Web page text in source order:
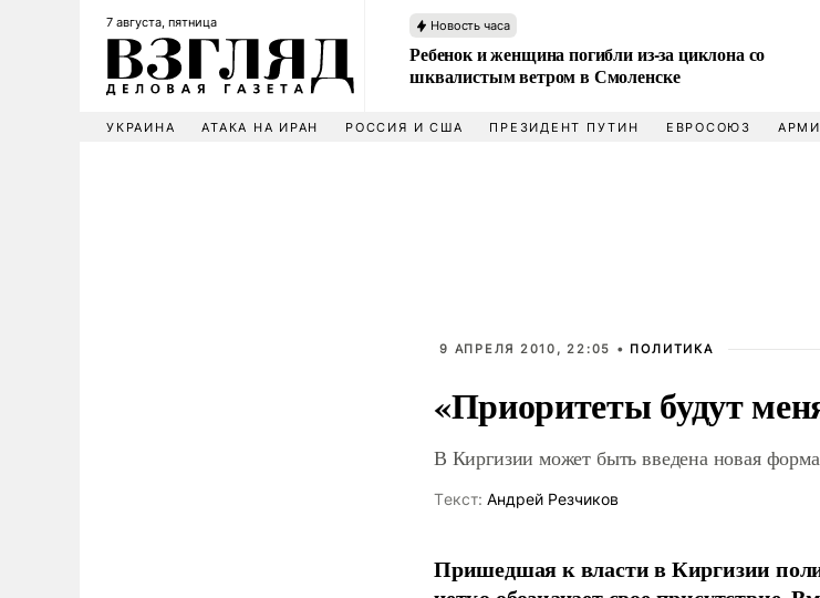
7 августа, пятница Новость часа
Ребенок и женщина погибли из-за циклона со
шквалистым ветром в Смоленске
УКРАИНА АТАКА НА ИРАН РОССИЯ И США ПРЕЗИДЕНТ ПУТИН ЕВРОСОЮЗ
9 АПРЕЛЯ 2010, 22:05 • ПОЛИТИКА
«Приоритеты будут
В Киргизии может быть введена новая
Tекст: Андрей Резчиков
Пришедшая к власти в Киргизии